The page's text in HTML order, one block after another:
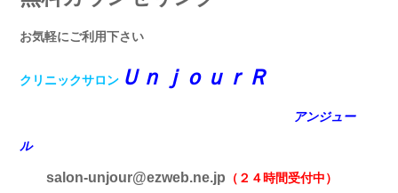
お気軽にご利用下さい
クリニックサロン ＵｎｊｏｕｒＲ
アンジュー
ル
salon-unjour@ezweb.ne.jp （２４時間受付中）